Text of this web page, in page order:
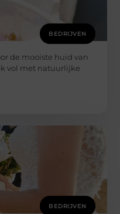
BEDRIJVEN
de mooiste huid van
vol met natuurlijke
BEDRIJVEN